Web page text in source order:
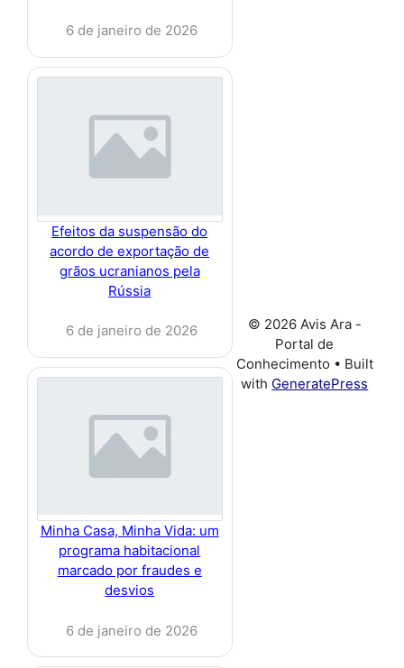
6 de janeiro de 2026
Efeitos da suspensão do
acordo de exportação de
grãos ucranianos pela
Rússia
6 de janeiro de 2026
Minha Casa, Minha Vida: um
programa habitacional
marcado por fraudes e
desvios
6 de janeiro de 2026
© 2026 Avis Ara -
Portal de
Conhecimento • Built
with GeneratePress